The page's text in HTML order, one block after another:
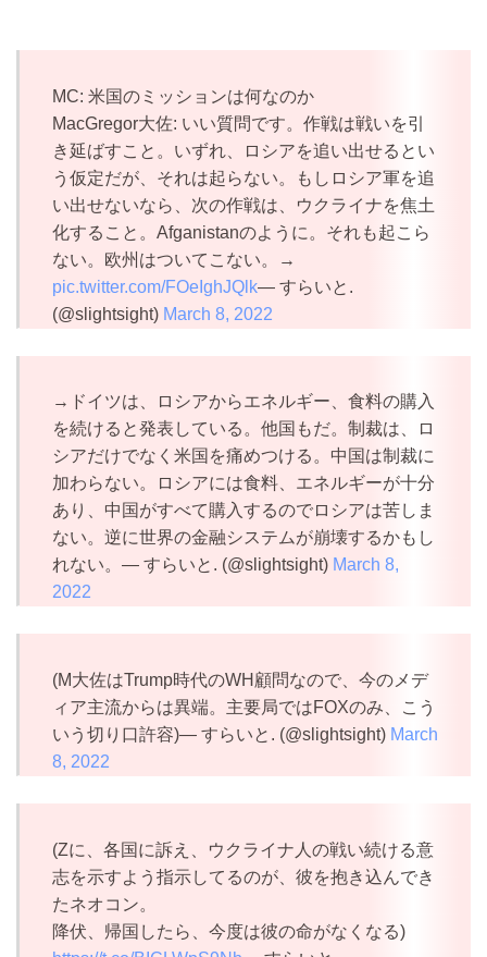
MC: 米国のミッションは何なのか
MacGregor大佐: いい質問です。作戦は戦いを引
き延ばすこと。いずれ、ロシアを追い出せるとい
う仮定だが、それは起らない。もしロシア軍を追
い出せないなら、次の作戦は、ウクライナを焦土
化すること。Afganistanのように。それも起こら
ない。欧州はついてこない。→
pic.twitter.com/FOeIghJQlk— すらいと.
(@slightsight) March 8, 2022
→ドイツは、ロシアからエネルギー、食料の購入
を続けると発表している。他国もだ。制裁は、ロ
シアだけでなく米国を痛めつける。中国は制裁に
加わらない。ロシアには食料、エネルギーが十分
あり、中国がすべて購入するのでロシアは苦しま
ない。逆に世界の金融システムが崩壊するかもし
れない。— すらいと. (@slightsight) March 8,
2022
(M大佐はTrump時代のWH顧問なので、今のメデ
ィア主流からは異端。主要局ではFOXのみ、こう
いう切り口許容)— すらいと. (@slightsight) March
8, 2022
(Zに、各国に訴え、ウクライナ人の戦い続ける意
志を示すよう指示してるのが、彼を抱き込んでき
たネオコン。
降伏、帰国したら、今度は彼の命がなくなる)